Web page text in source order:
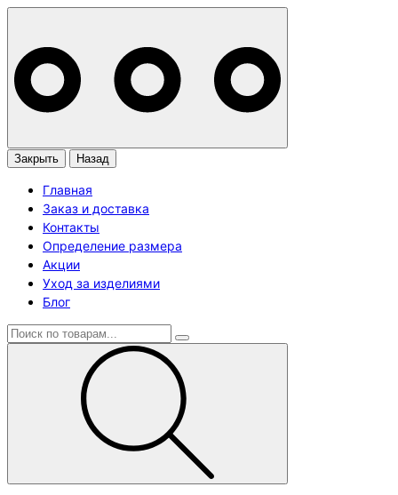
Закрыть Назад
Главная
Заказ и доставка
Контакты
Определение размера
Акции
Уход за изделиями
Блог